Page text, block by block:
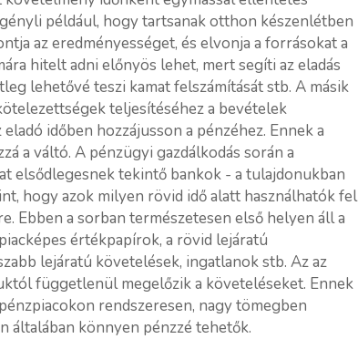
például, hogy tartsanak otthon készenlétben
az eredményességet, és elvonja a forrásokat a
hitelt adni előnyös lehet, mert segíti az eladás
lehetővé teszi kamat felszámítását stb. A másik
teljesítéséhez a bevételek
időben hozzájusson a pénzéhez. Ennek a
a váltó. A pénzügyi gazdálkodás során a
elsődlegesnek tekintő bankok - a tulajdonukban
hogy azok milyen rövid idő alatt használhatók fel
Ebben a sorban természetesen első helyen áll a
értékpapírok, a rövid lejáratú
lejáratú követelések, ingatlanok stb. Az az
függetlenül megelőzik a követeléseket. Ennek
rendszeresen, nagy tömegben
általában könnyen pénzzé tehetők.